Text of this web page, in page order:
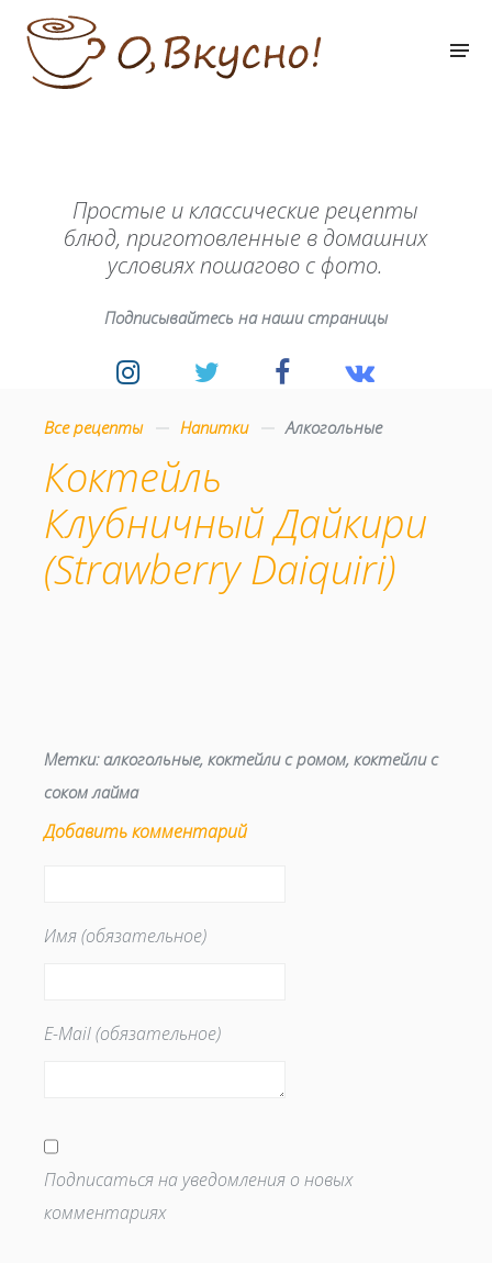
Простые и классические рецепты
блюд, приготовленные в домашних
условиях пошагово с фото.
Подписывайтесь на наши страницы
Все рецепты Напитки Алкогольные
Коктейль
Клубничный Дайкири
(Strawberry Daiquiri)
Метки:алкогольные, коктейли с ромом, коктейли с
соком лайма
Добавить комментарий
Имя (обязательное)
E-Mail (обязательное)
Подписаться на уведомления о новых
комментариях